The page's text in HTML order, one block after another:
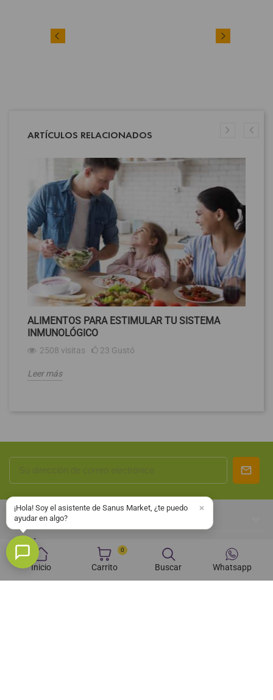
Inicio
0
Carrito Buscar Whatsapp
ARTÍCULOS RELACIONADOS
ALIMENTOS PARA ESTIMULAR TU SISTEMA
INMUNOLÓGICO
2508 visitas 23 Gustó
Leer más
SOBRE NOSOTROS
CONÓCENOS
INFORMACIÓN 
¡Hola! Soy el asistente de Sanus Market, ¿te puedo
ayudar en algo?